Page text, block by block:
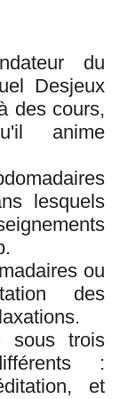
du
Desjeux
des cours,
anime
lesquels
ou
des
sous trois
:
et